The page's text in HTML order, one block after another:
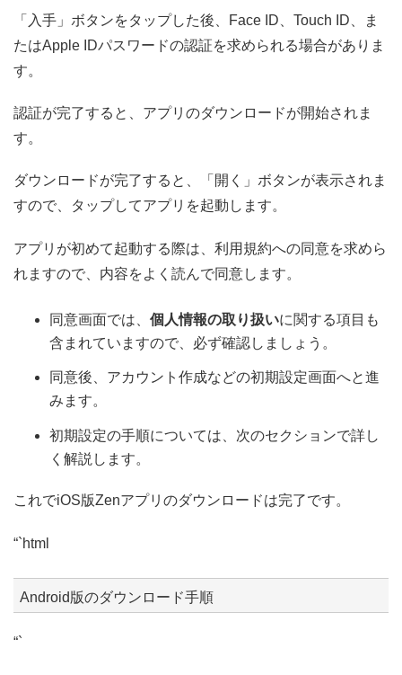
「入手」ボタンをタップした後、Face ID、Touch ID、ま
たはApple IDパスワードの認証を求められる場合がありま
す。
認証が完了すると、アプリのダウンロードが開始されま
す。
ダウンロードが完了すると、「開く」ボタンが表示されま
すので、タップしてアプリを起動します。
アプリが初めて起動する際は、利用規約への同意を求めら
れますので、内容をよく読んで同意します。
同意画面では、 個人情報の取り扱いに関する項目も
含まれていますので、必ず確認しましょう。
同意後、アカウント作成などの初期設定画面へと進
みます。
初期設定の手順については、次のセクションで詳し
く解説します。
これでiOS版Zenアプリのダウンロードは完了です。
“`html
Android版のダウンロード手順
“`